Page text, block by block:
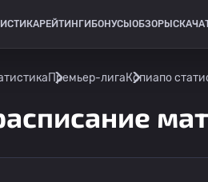
РЕЙТИНГИ БОНУСЫ ОБЗОРЫ
Премьер-лигаКопиапо